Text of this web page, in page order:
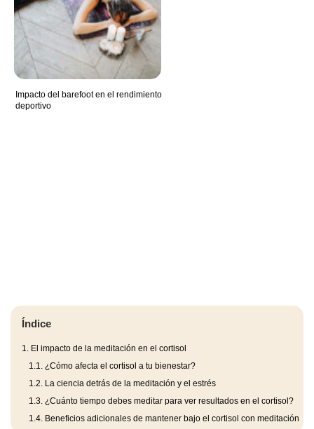
Impacto del barefoot en el rendimiento
deportivo
Índice
1. El impacto de la meditación en el cortisol
1.1. ¿Cómo afecta el cortisol a tu bienestar?
1.2. La ciencia detrás de la meditación y el estrés
1.3. ¿Cuánto tiempo debes meditar para ver resultados en el cortisol?
1.4. Beneficios adicionales de mantener bajo el cortisol con meditación